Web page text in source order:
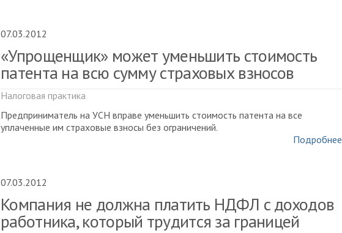
07.03.2012
«Упрощенщик» может уменьшить стоимость
патента на всю сумму страховых взносов
Налоговая практика
Предприниматель на УСН вправе уменьшить стоимость патента на все
уплаченные им страховые взносы без ограничений.
Подробнее
07.03.2012
Компания не должна платить НДФЛ с доходов
работника, который трудится за границей